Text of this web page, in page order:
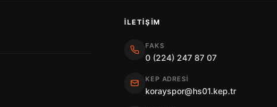
İLETIŞIM
FAKS
0 (224) 247 87 07
KEP ADRESI
korayspor@hs01.kep.tr